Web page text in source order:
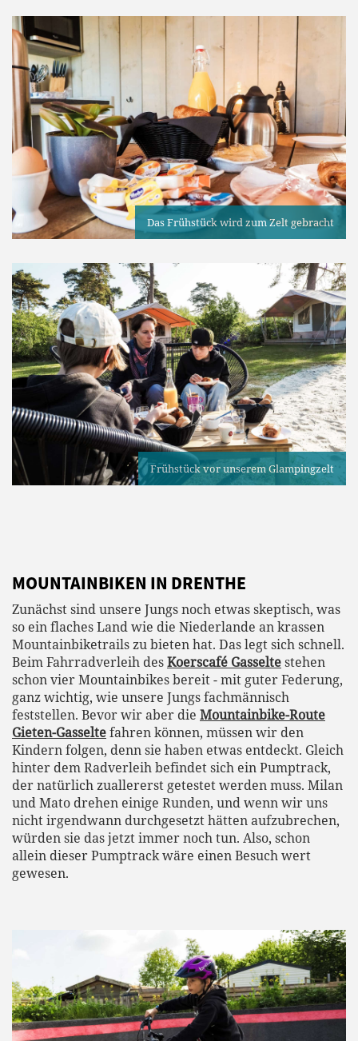
Das Frühstück wird zum Zelt gebracht
Frühstück vor unserem Glampingzelt
MOUNTAINBIKEN IN DRENTHE
Zunächst sind unsere Jungs noch etwas skeptisch, was
so ein flaches Land wie die Niederlande an krassen
Mountainbiketrails zu bieten hat. Das legt sich schnell.
Beim Fahrradverleih desKoerscafé Gasseltestehen
schon vier Mountainbikes bereit - mit guter Federung,
ganz wichtig, wie unsere Jungs fachmännisch
feststellen. Bevor wir aber die Mountainbike-Route
Gieten-Gasseltefahren können, müssen wir den
Kindern folgen, denn sie haben etwas entdeckt. Gleich
hinter dem Radverleih befindet sich ein Pumptrack,
der natürlich zuallererst getestet werden muss. Milan
und Mato drehen einige Runden, und wenn wir uns
nicht irgendwann durchgesetzt hätten aufzubrechen,
würden sie das jetzt immer noch tun. Also, schon
allein dieser Pumptrack wäre einen Besuch wert
gewesen.